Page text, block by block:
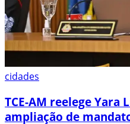
cidades
TCE-AM reelege Yara
ampliação de